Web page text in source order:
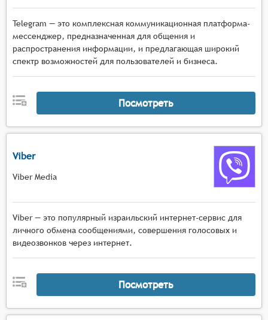
Telegram — это комплексная коммуникационная платформа-
мессенджер, предназначенная для общения и
распространения информации, и предлагающая широкий
спектр возможностей для пользователей и бизнеса.
Посмотреть
Viber
Viber Media
Viber — это популярный израильский интернет-сервис для
личного обмена сообщениями, совершения голосовых и
видеозвонков через интернет.
Посмотреть